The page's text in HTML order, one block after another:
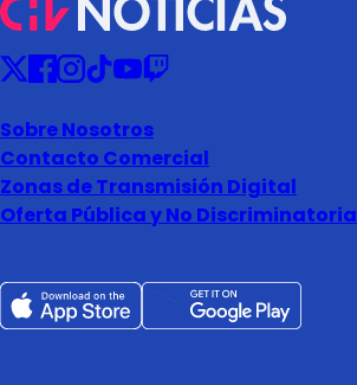
Sobre Nosotros
Contacto Comercial
Zonas de Transmisión Digital
Oferta Pública y No Discriminatoria